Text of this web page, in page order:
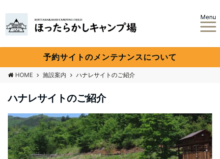
Menu
予約サイトのメンテナンスについて
HOME 施設案内 ハナレサイトのご紹介
ハナレサイトのご紹介